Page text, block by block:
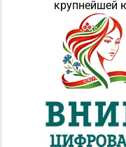
крупнейшей